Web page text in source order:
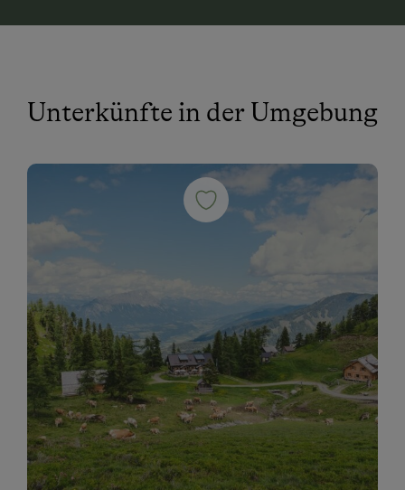
Unterkünfte in der Umgebung